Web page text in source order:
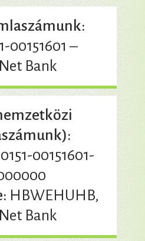
00151601 –
Bank
00151601-
HBWEHUHB,
Bank